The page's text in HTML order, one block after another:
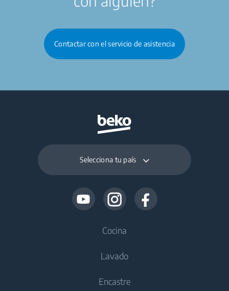
Contactar con el servicio de asistencia
Selecciona tu país
Cocina
Frigoríficos y congeladores
Lavado
Encastre